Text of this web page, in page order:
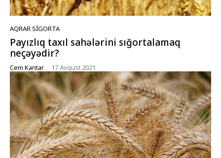
AQRAR SIGORTA
Payızlıq taxıl sahələrini sığortalamaq
neçəyədir?
Cem Kantar - 17 Avqust 2021